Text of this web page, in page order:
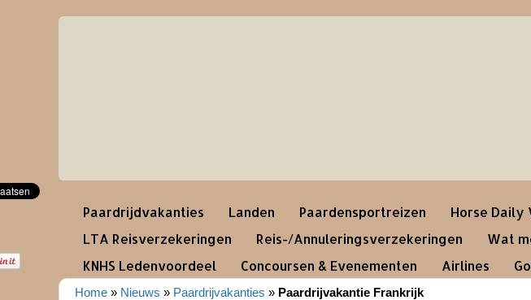
Paardrijdvakanties Landen Paardensportreizen Horse Daily
LTA Reisverzekeringen
Reis-/Annuleringsverzekeringen Wat
KNHS Ledenvoordeel
Concoursen & Evenementen Airlines
Home » Nieuws » Paardrijvakanties » Paardrijvakantie Frankrijk